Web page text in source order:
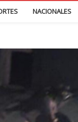
NACIONALES